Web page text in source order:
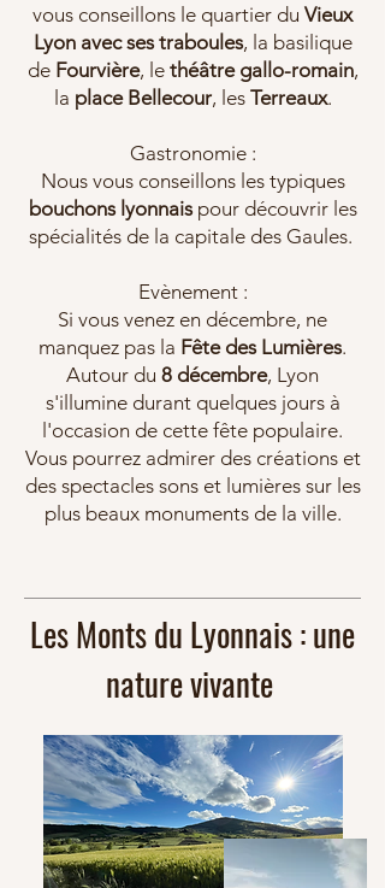
vous conseillons le quartier du Vieux
Lyon avec ses traboules, la basilique
de Fourvière, le théâtre gallo-romain,
la place Bellecour, lesTerreaux.
Gastronomie :
Nous vous conseillons les typiques
bouchons lyonnaispour découvrir les
spécialités de la capitale des Gaules.
Evènement :
Si vous venez en décembre, ne
manquez pas la Fête des Lumières.
Autour du 8 décembre, Lyon
s'illumine durant quelques jours à
l'occasion de cette fête populaire.
Vous pourrez admirer des créations et
des spectacles sons et lumières sur les
plus beaux monuments de la ville.
Les Monts du Lyonnais : une
nature vivante